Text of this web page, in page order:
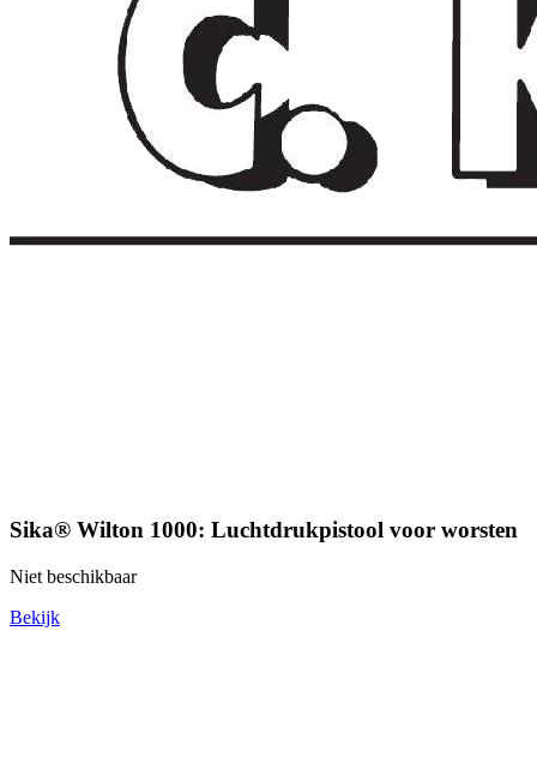
Sika® Wilton 1000: Luchtdrukpistool voor worsten
Niet beschikbaar
Bekijk